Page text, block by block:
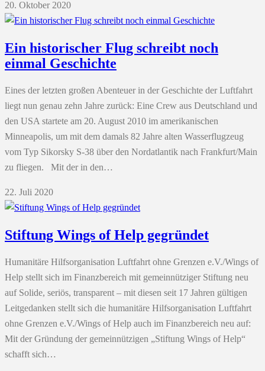
20. Oktober 2020
Ein historischer Flug schreibt noch
einmal Geschichte
Eines der letzten großen Abenteuer in der Geschichte der Luftfahrt
liegt nun genau zehn Jahre zurück: Eine Crew aus Deutschland und
den USA startete am 20. August 2010 im amerikanischen
Minneapolis, um mit dem damals 82 Jahre alten Wasserflugzeug
vom Typ Sikorsky S-38 über den Nordatlantik nach Frankfurt/Main
zu fliegen. Mit der in den…
22. Juli 2020
Stiftung Wings of Help gegründet
Humanitäre Hilfsorganisation Luftfahrt ohne Grenzen e.V./Wings of
Help stellt sich im Finanzbereich mit gemeinnütziger Stiftung neu
auf Solide, seriös, transparent – mit diesen seit 17 Jahren gültigen
Leitgedanken stellt sich die humanitäre Hilfsorganisation Luftfahrt
ohne Grenzen e.V./Wings of Help auch im Finanzbereich neu auf:
Mit der Gründung der gemeinnützigen „Stiftung Wings of Help“
schafft sich…